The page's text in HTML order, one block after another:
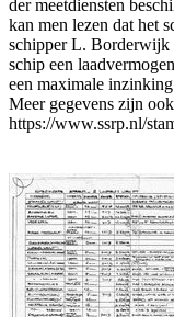
der meetdiensten
kan men lezen dat het
schipper L. Borderwijk
schip een
een maximale
Meer gegevens zijn
https://www.ssrp.nl/